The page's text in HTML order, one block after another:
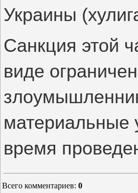
Украины
Санкция этой
виде
материальные
время
Всего комментариев: 0